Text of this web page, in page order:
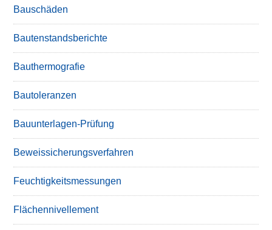
Bauschäden
Bautenstandsberichte
Bauthermografie
Bautoleranzen
Bauunterlagen-Prüfung
Beweissicherungsverfahren
Feuchtigkeitsmessungen
Flächennivellement